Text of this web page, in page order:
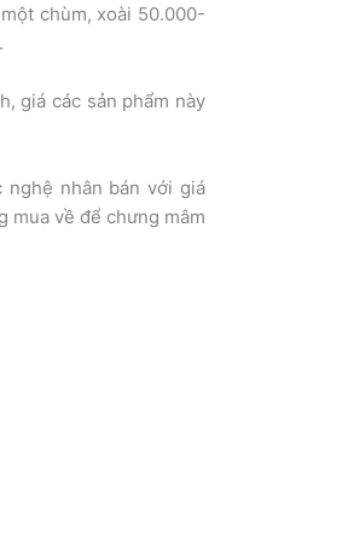
chùm, xoài 50.000-
giá các sản phẩm này
nghệ nhân bán với giá
mua về để chưng mâm